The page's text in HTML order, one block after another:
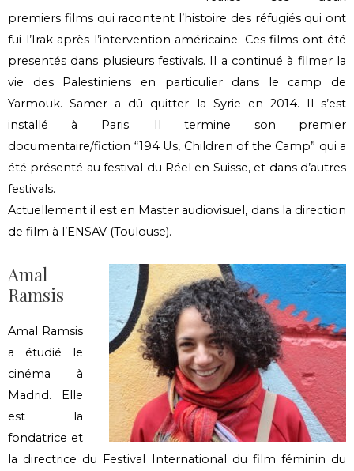
premiers films qui racontent l’histoire des réfugiés qui ont
fui l’Irak après l’intervention américaine. Ces films ont été
presentés dans plusieurs festivals. Il a continué à filmer la
vie des Palestiniens en particulier dans le camp de
Yarmouk. Samer a dû quitter la Syrie en 2014. Il s’est
installé à Paris. Il termine son premier
documentaire/fiction “194 Us, Children of the Camp” qui a
été présenté au festival du Réel en Suisse, et dans d’autres
festivals.
Actuellement il est en Master audiovisuel, dans la direction
de film à l’ENSAV (Toulouse).
Amal
Ramsis
Amal Ramsis
a étudié le
cinéma à
Madrid. Elle
est la
fondatrice et
la directrice du Festival International du film féminin du